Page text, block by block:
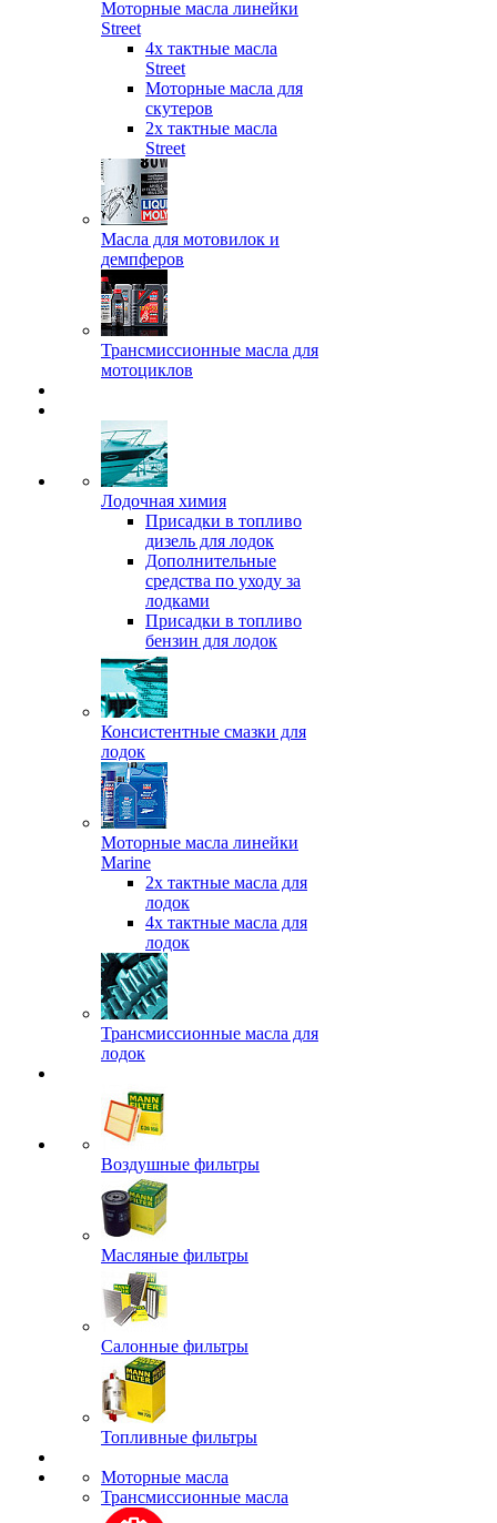
Моторные масла линейки
Street
4х тактные масла
Street
Моторные масла для
скутеров
2х тактные масла
Street
Масла для мотовилок и
демпферов
Трансмиссионные масла для
мотоциклов
Лодочная химия
Присадки в топливо
дизель для лодок
Дополнительные
средства по уходу за
лодками
Присадки в топливо
бензин для лодок
Консистентные смазки для
лодок
Моторные масла линейки
Marine
2х тактные масла для
лодок
4х тактные масла для
лодок
Трансмиссионные масла для
лодок
Воздушные фильтры
Масляные фильтры
Салонные фильтры
Топливные фильтры
Моторные масла
Трансмиссионные масла